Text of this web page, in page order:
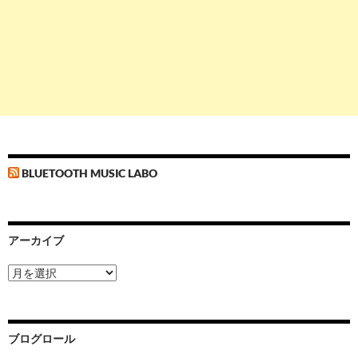
BLUETOOTH MUSIC LABO
アーカイブ
ア
ー
ブ
ブログロール